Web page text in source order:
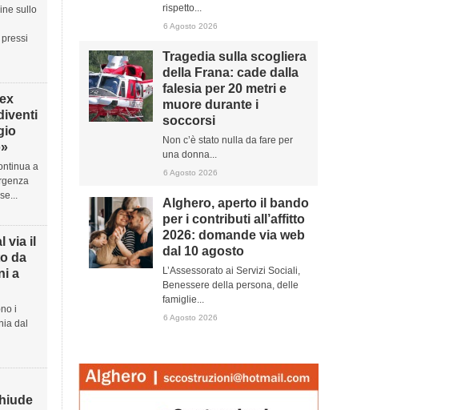
sullo
a
via il
da
a
i
dal
rispetto...
6 Agosto 2026
Tragedia sulla scogliera
della Frana: cade dalla
falesia per 20 metri e
muore durante i
soccorsi
Non c’è stato nulla da fare per
una donna...
6 Agosto 2026
Alghero, aperto il bando
per i contributi all’affitto
2026: domande via web
dal 10 agosto
L’Assessorato ai Servizi Sociali,
Benessere della persona, delle
famiglie...
6 Agosto 2026